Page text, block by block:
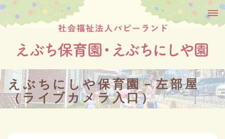
えぶちにしや保育園－左部屋
（ライブカメラ入口）